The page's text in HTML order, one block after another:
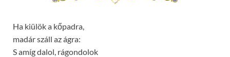
Ha kiülök a kőpadra,
madár száll az ágra:
S amíg dalol, rágondolok